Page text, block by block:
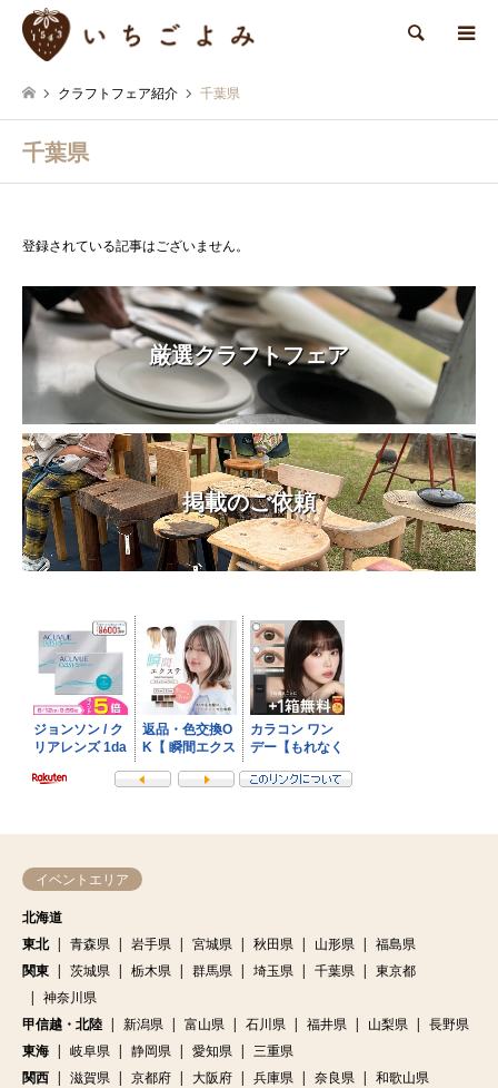
検索
クラフトフェア紹介 千葉県
千葉県
登録されている記事はございません。
厳選クラフトフェア
掲載のご依頼
イベントエリア
北海道
東北
青森県 岩手県 宮城県 秋田県 山形県
福島県
関東
茨城県 栃木県 群馬県 埼玉県 千葉県
東京都
神奈川県
甲信越・北陸
新潟県 富山県 石川県 福井県 山梨県
長野県
東海
岐阜県 静岡県 愛知県
三重県
関西
滋賀県 京都府 大阪府 兵庫県 奈良県
和歌山県